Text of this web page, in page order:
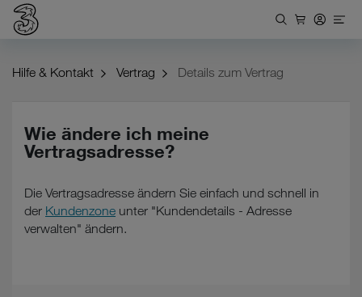
Hilfe & Kontakt Vertrag Details zum Vertrag
Wie ändere ich meine
Vertragsadresse?
Die Vertragsadresse ändern Sie einfach und schnell in
der Kundenzone unter "Kundendetails - Adresse
verwalten" ändern.